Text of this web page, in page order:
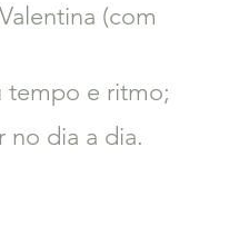
(com
tempo e ritmo;
no dia a dia.